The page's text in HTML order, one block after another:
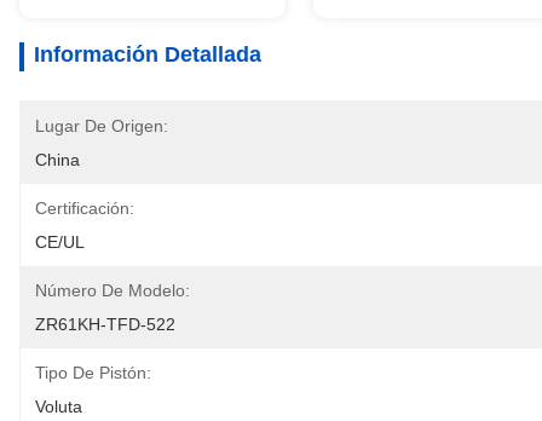
Información Detallada
Lugar De Origen:
China
Certificación:
CE/UL
Número De Modelo:
ZR61KH-TFD-522
Tipo De Pistón:
Voluta